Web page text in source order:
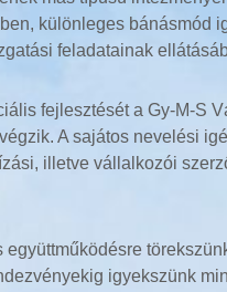
különleges bánásmód
feladatainak
fejlesztését a Gy-M-S
A sajátos nevelési
illetve vállalkozói
igyekszünk